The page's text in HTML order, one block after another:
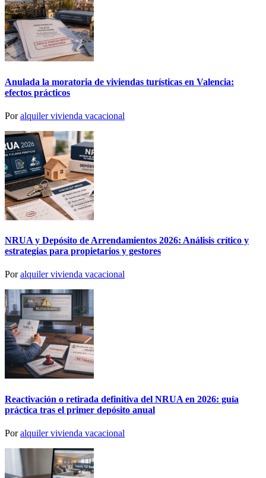
Anulada la moratoria de viviendas turísticas en Valencia:
efectos prácticos
Poralquiler vivienda vacacional
NRUA y Depósito de Arrendamientos 2026: Análisis crítico y
estrategias para propietarios y gestores
Poralquiler vivienda vacacional
Reactivación o retirada definitiva del NRUA en 2026: guía
práctica tras el primer depósito anual
Poralquiler vivienda vacacional